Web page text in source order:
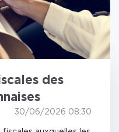
des
30/06/2026 08:30